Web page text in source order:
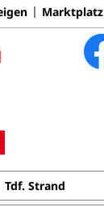
Marktplatz
Tdf. Strand